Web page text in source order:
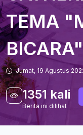
TEMA
BICARA"
Jumat, 19 Agustus
1351 kali
Berita ini dilihat